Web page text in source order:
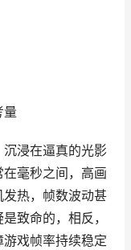
量
浸在逼真的光影
毫秒之间，高画
热，帧数波动甚
致命的，相反，
戏帧率持续稳定